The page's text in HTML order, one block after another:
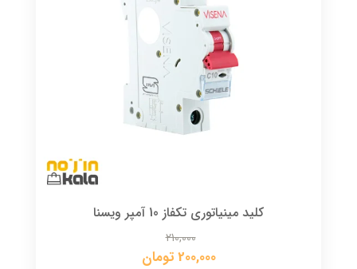
کلید مینیاتوری تکفاز 10 آمپر ویسنا
210,000
200,000 تومان